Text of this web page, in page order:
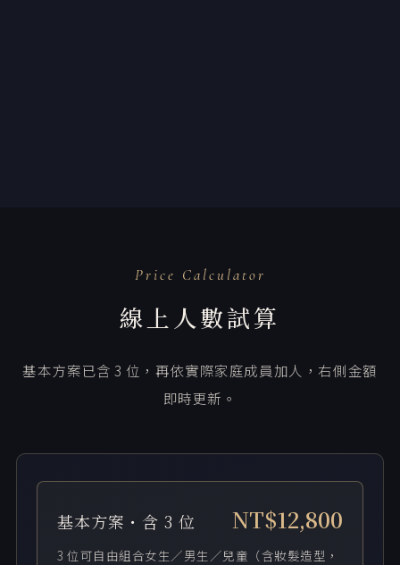
Price Calculator
線上人數試算
基本方案已含 3 位，再依實際家庭成員加人，右側金額
即時更新。
基本方案・含 3 位 NT$12,800
3 位可自由組合女生／男生／兒童（含妝髮造型，